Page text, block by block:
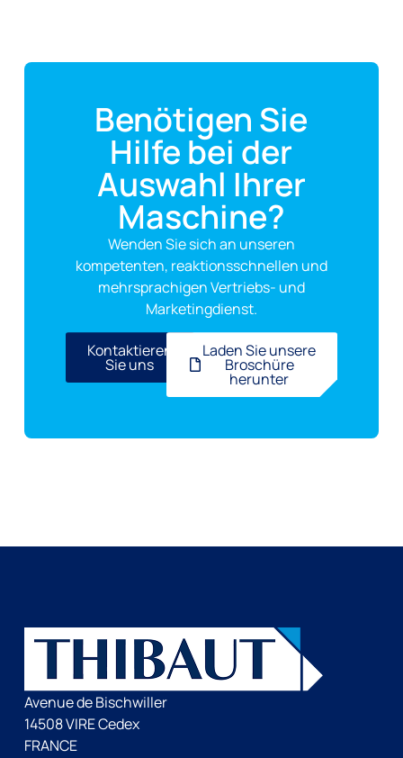
Benötigen Sie
Hilfe bei der
Auswahl Ihrer
Maschine?
Wenden Sie sich an unseren
kompetenten, reaktionsschnellen und
mehrsprachigen Vertriebs- und
Marketingdienst.
Kontaktieren
Sie uns
Laden Sie unsere
Broschüre
herunter
Avenue de Bischwiller
14508 VIRE Cedex
FRANCE